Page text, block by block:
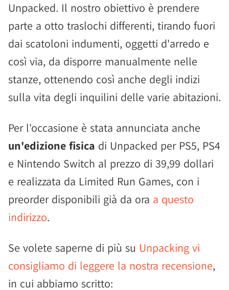
Unpacked. Il nostro obiettivo è prendere
parte a otto traslochi differenti, tirando fuori
dai scatoloni indumenti, oggetti d'arredo e
così via, da disporre manualmente nelle
stanze, ottenendo così anche degli indizi
sulla vita degli inquilini delle varie abitazioni.
Per l'occasione è stata annunciata anche
un'edizione fisica di Unpacked per PS5, PS4
e Nintendo Switch al prezzo di 39,99 dollari
e realizzata da Limited Run Games, con i
preorder disponibili già da ora a questo
indirizzo.
Se volete saperne di più su Unpacking vi
consigliamo di leggere la nostra recensione,
in cui abbiamo scritto: